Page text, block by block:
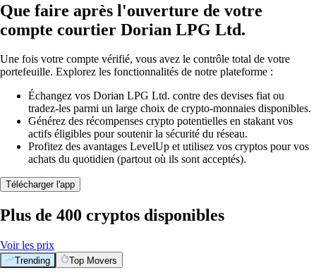
Que faire après l'ouverture de votre
compte courtier Dorian LPG Ltd.
Une fois votre compte vérifié, vous avez le contrôle total de votre
portefeuille. Explorez les fonctionnalités de notre plateforme :
Échangez vos Dorian LPG Ltd. contre des devises fiat ou
tradez-les parmi un large choix de crypto-monnaies disponibles.
Générez des récompenses crypto potentielles en stakant vos
actifs éligibles pour soutenir la sécurité du réseau.
Profitez des avantages LevelUp et utilisez vos cryptos pour vos
achats du quotidien (partout où ils sont acceptés).
Télécharger l'app
Plus de 400 cryptos disponibles
Voir les prix
Trending Top Movers